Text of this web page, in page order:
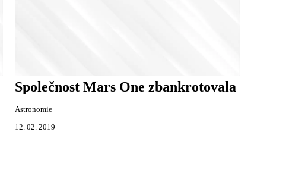
Společnost Mars One zbankrotovala
Astronomie
12. 02. 2019